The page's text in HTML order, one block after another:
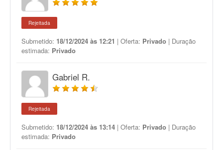
Rejeitada
Submetido: 18/12/2024 às 12:21 | Oferta: Privado | Duração
estimada: Privado
Gabriel R.
Rejeitada
Submetido: 18/12/2024 às 13:14 | Oferta: Privado | Duração
estimada: Privado